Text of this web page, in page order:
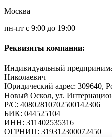
Москва
пн-пт с 9:00 до 19:00
Реквизиты компании:
Индивидуальный
Николаевич
Юридический адрес: 309640,
Новый Оскол, ул.
Р/С: 40802810702500142306
БИК: 044525104
ИНН: 311402535316
ОГРНИП: 319312300072450